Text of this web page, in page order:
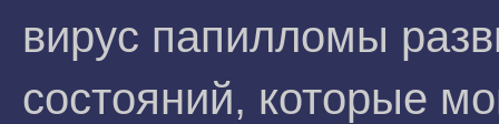
вирус папилломы
состояний, которые